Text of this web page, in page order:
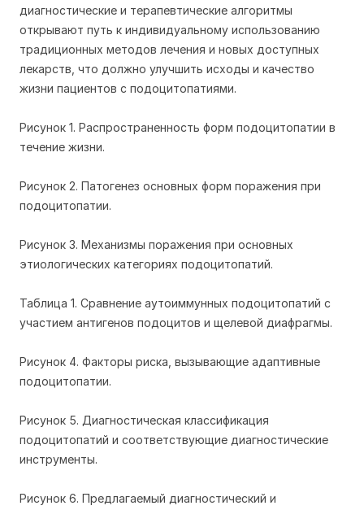
диагностические и терапевтические алгоритмы
открывают путь к индивидуальному использованию
традиционных методов лечения и новых доступных
лекарств, что должно улучшить исходы и качество
жизни пациентов с подоцитопатиями.
Рисунок 1. Распространенность форм подоцитопатии в
течение жизни.
Рисунок 2. Патогенез основных форм поражения при
подоцитопатии.
Рисунок 3. Механизмы поражения при основных
этиологических категориях подоцитопатий.
Таблица 1. Сравнение аутоиммунных подоцитопатий с
участием антигенов подоцитов и щелевой диафрагмы.
Рисунок 4. Факторы риска, вызывающие адаптивные
подоцитопатии.
Рисунок 5. Диагностическая классификация
подоцитопатий и соответствующие диагностические
инструменты.
Рисунок 6. Предлагаемый диагностический и